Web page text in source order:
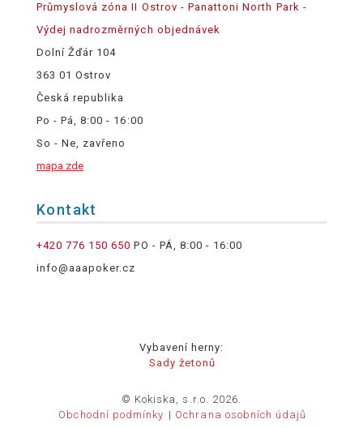
Průmyslová zóna II Ostrov - Panattoni North Park -
Výdej nadrozměrných objednávek
Dolní Žďár 104
363 01 Ostrov
Česká republika
Po - Pá, 8:00 - 16:00
So - Ne, zavřeno
mapa zde
Kontakt
+420 776 150 650 PO - PÁ, 8:00 - 16:00
info@aaapoker.cz
Vybavení herny:
Sady žetonů
© Kokiska, s.r.o. 2026.
Obchodní podmínky
Ochrana osobních údajů